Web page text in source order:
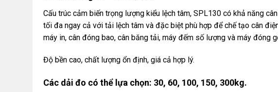
Cấu trúc cảm biến trọng lượng kiểu lệch tâm, SPL130 có khả năng
tối đa ngay cả với tải lệch tâm và đặc biệt phù hợp để chế tạo cân
máy in, cân đóng bao, cân băng tải, máy đếm số lượng và máy đóng
Độ bền cao, chất lượng ổn định, giá cả hợp lý.
Các dải đo có thể lựa chọn: 30, 60, 100, 150, 300kg.